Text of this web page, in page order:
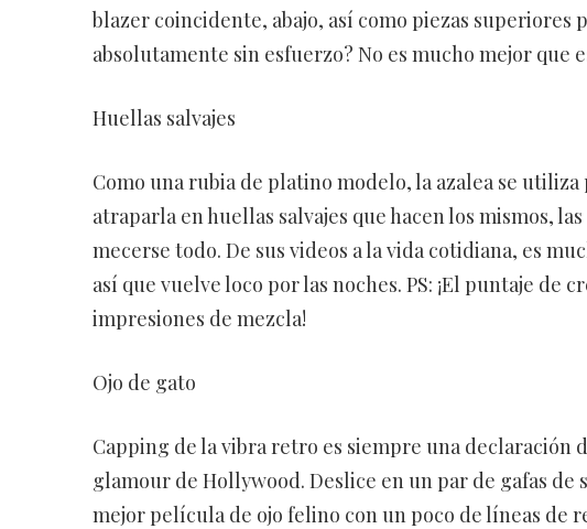
blazer coincidente, abajo, así como piezas superiores
absolutamente sin esfuerzo? No es mucho mejor que
Huellas salvajes
Como una rubia de platino modelo, la azalea se
atraparla en huellas salvajes que hacen los mismos,
mecerse todo. De sus videos a la vida cotidiana, es
así que vuelve loco por las noches. PS: ¡El puntaje
impresiones de mezcla!
Ojo de gato
Capping de la vibra retro es siempre una declaración
glamour de Hollywood. Deslice en un par de gafas
mejor película de ojo felino con un poco de líneas de